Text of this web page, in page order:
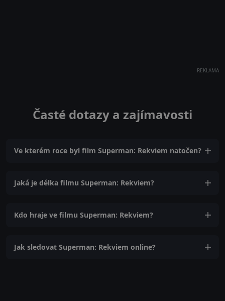
REKLAMA
Časté dotazy a zajímavosti
Ve kterém roce byl film Superman: Rekviem natočen?
Jaká je délka filmu Superman: Rekviem?
Kdo hraje ve filmu Superman: Rekviem?
Jak sledovat Superman: Rekviem online?